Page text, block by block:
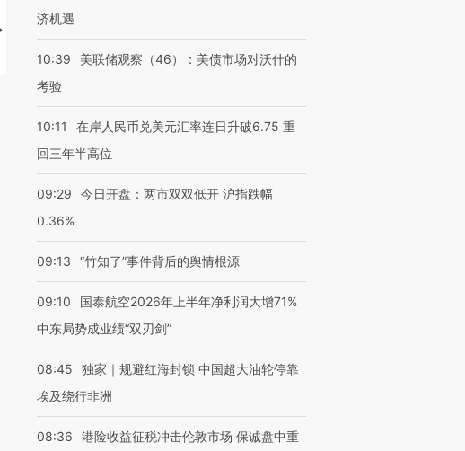
【推广】走进第四届链博
有意思的生活方式·第三对
住三大增长引擎是什么？
济机遇
10:39
美联储观察（46）：美债市场对沃什的
考验
10:11
在岸人民币兑美元汇率连日升破6.75 重
回三年半高位
09:29
今日开盘：两市双双低开 沪指跌幅
0.36%
09:13 “竹知了”事件背后的舆情根源
09:10
国泰航空2026年上半年净利润大增71%
中东局势成业绩“双刃剑”
08:45
独家｜规避红海封锁 中国超大油轮停靠
埃及绕行非洲
08:36
港险收益征税冲击伦敦市场 保诚盘中重